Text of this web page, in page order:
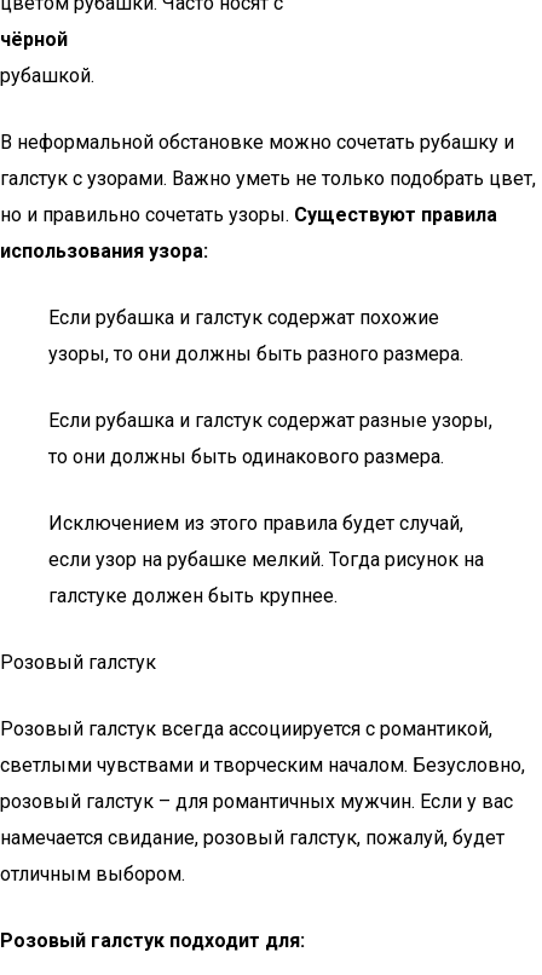
чёрной
рубашкой.
В неформальной обстановке можно сочетать рубашку и
галстук с узорами. Важно уметь не только подобрать цвет,
но и правильно сочетать узоры. Существуют правила
использования узора:
Если рубашка и галстук содержат похожие
узоры, то они должны быть разного размера.
Если рубашка и галстук содержат разные узоры,
то они должны быть одинакового размера.
Исключением из этого правила будет случай,
если узор на рубашке мелкий. Тогда рисунок на
галстуке должен быть крупнее.
Розовый галстук
Розовый галстук всегда ассоциируется с романтикой,
светлыми чувствами и творческим началом. Безусловно,
розовый галстук – для романтичных мужчин. Если у вас
намечается свидание, розовый галстук, пожалуй, будет
отличным выбором.
Розовый галстук подходит для: